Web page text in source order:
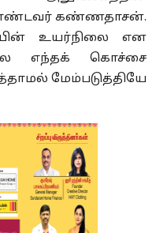
கண்ணதாசன்.
உயர்நிலை என
எந்தக் கொச்சை
மேம்படுத்தியே